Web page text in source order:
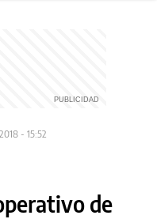
- 15:52
de